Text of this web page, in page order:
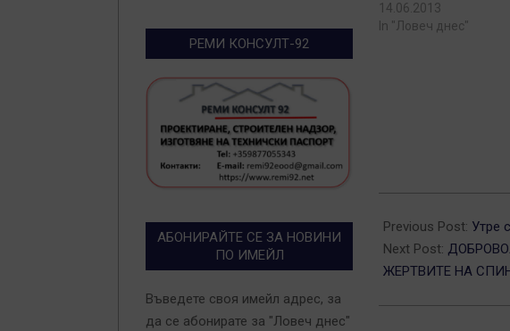
14.06.2013
In "Ловеч днес"
05-
31
Previous Post: Утре
Next Post:
ЖЕРТВИТЕ НА
РЕМИ КОНСУЛТ-92
АБОНИРАЙТЕ СЕ ЗА НОВИНИ
ПО ИМЕЙЛ
Въведете своя имейл адрес, за
да се абонирате за "Ловеч днес"